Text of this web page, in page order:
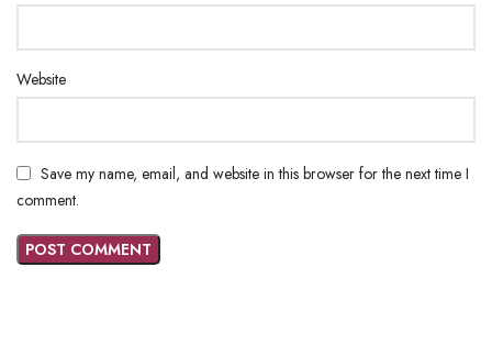
Website
Save my name, email, and website in this browser for the next time I
comment.